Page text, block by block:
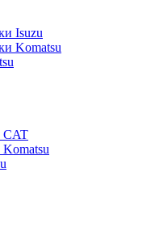
Isuzu
Komatsu
CAT